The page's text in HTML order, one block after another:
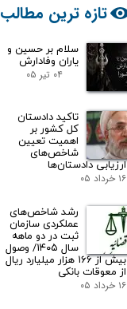
تازه ترین مطالب
سلام بر حسین و
یاران وفادارش
۰۴ تیر ۰۵
تاکید دادستان
کل کشور بر
اهمیت تعیین
شاخص‌های
ارزیابی دادستان‌ها
۱۶ خرداد ۰۵
رشد شاخص‌های
عملکردی سازمان
ثبت در دو ماهه
سال ۱۴۰۵/ وصول
بیش از ۱۶۶ هزار میلیارد ریال
از معوقات بانکی
۱۶ خرداد ۰۵